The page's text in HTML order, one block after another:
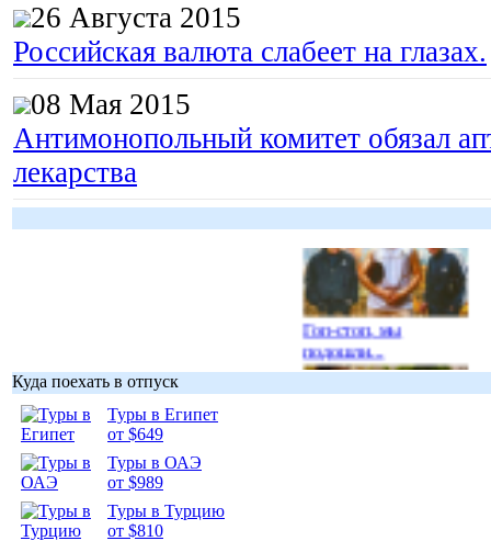
26 Августа 2015
Российская валюта слабеет на глазах.
08 Мая 2015
Антимонопольный комитет обязал
лекарства
Гоп-стоп, мы
подошли...
Куда поехать в отпуск
Туры в Египет
от $649
Туры в ОАЭ
от $989
Туры в Турцию
от $810